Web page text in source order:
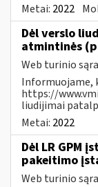
Metai: 2022
Dėl verslo
atmintinės
Web turinio
Informuojame,
https://
liudijimai
Metai: 2022
Dėl LR GPM
pakeitimo
Web turinio